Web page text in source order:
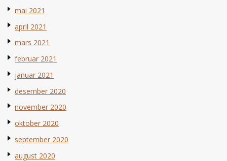
mai 2021
april 2021
mars 2021
februar 2021
januar 2021
desember 2020
november 2020
oktober 2020
september 2020
august 2020